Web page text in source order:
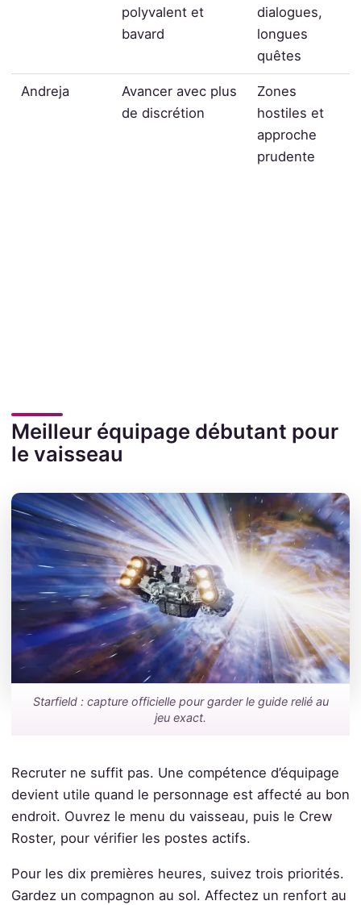
polyvalent et
bavard
dialogues,
longues
quêtes
Andreja
Avancer avec plus
de discrétion
Zones
hostiles et
approche
prudente
Meilleur équipage débutant pour
le vaisseau
Starfield : capture officielle pour garder le guide relié au
jeu exact.
Recruter ne suffit pas. Une compétence d’équipage
devient utile quand le personnage est affecté au bon
endroit. Ouvrez le menu du vaisseau, puis le Crew
Roster, pour vérifier les postes actifs.
Pour les dix premières heures, suivez trois priorités.
Gardez un compagnon au sol. Affectez un renfort au